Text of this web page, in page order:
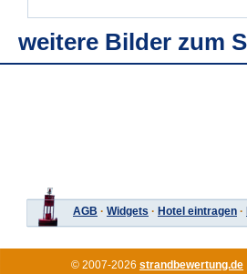
weitere Bilder zum
AGB · Widgets · Hotel eintragen ·
© 2007-2026 strandbewertung.de